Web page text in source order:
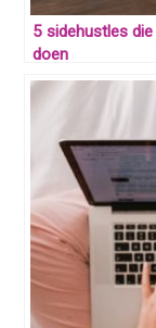
5 sidehustles
doen